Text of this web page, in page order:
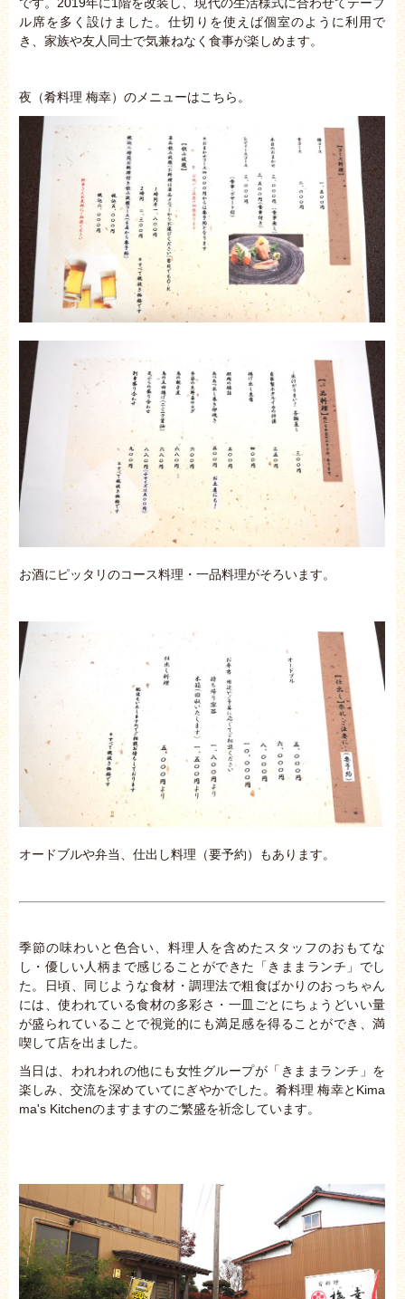
ル席を多く設けました。仕切りを使えば個室のように利用で
き、家族や友人同士で気兼ねなく食事が楽しめます。
夜（肴料理 梅幸）のメニューはこちら。
お酒にピッタリのコース料理・一品料理がそろいます。
オードブルや弁当、仕出し料理（要予約）もあります。
季節の味わいと色合い、料理人を含めたスタッフのおもてな
し・優しい人柄まで感じることができた「きままランチ」でし
た。日頃、同じような食材・調理法で粗食ばかりのおっちゃん
には、使われている食材の多彩さ・一皿ごとにちょうどいい量
が盛られていることで視覚的にも満足感を得ることができ、満
喫して店を出ました。
当日は、われわれの他にも女性グループが「きままランチ」を
楽しみ、交流を深めていてにぎやかでした。肴料理 梅幸とKima
ma's Kitchenのますますのご繁盛を祈念しています。